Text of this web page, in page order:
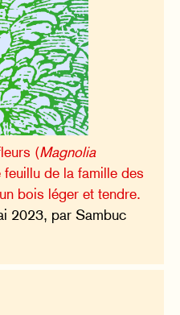
(Magnolia
de la famille des
bois léger et tendre.
2023, par Sambuc